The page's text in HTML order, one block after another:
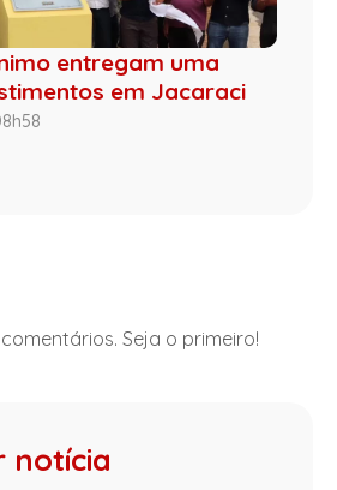
entregam uma
em Jacaraci
Seja o primeiro!
notícia